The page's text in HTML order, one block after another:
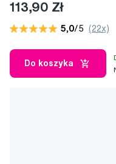
113,90 Zł
5,0/5 (22x)
Do koszyka